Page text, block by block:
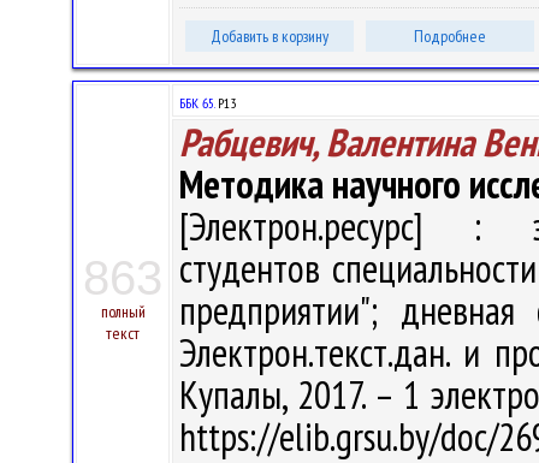
Добавить в корзину Подробнее
863
полный
текст
ББК 65.Р13
Рабцевич, Валентина
Методика научного
[Электрон.ресурс] :
студентов
предприятии";
Электрон.текст.дан. и
Купалы, 2017. – 1
https://elib.grsu.by/doc/